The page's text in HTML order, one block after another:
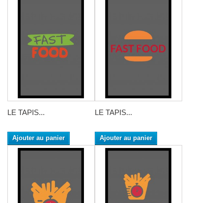
LE TAPIS...
Ajouter au panier
LE TAPIS...
Ajouter au panier